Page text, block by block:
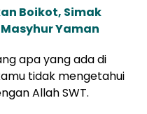
Boikot, Simak
Yaman
apa yang ada di
tidak mengetahui
Allah SWT.